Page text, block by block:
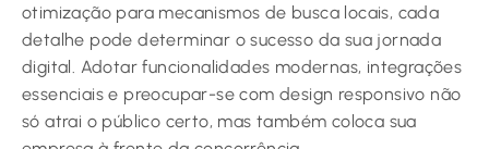
otimização para mecanismos de busca locais, cada
detalhe pode determinar o sucesso da sua jornada
digital. Adotar funcionalidades modernas, integrações
essenciais e preocupar-se com design responsivo não
só atrai o público certo, mas também coloca sua